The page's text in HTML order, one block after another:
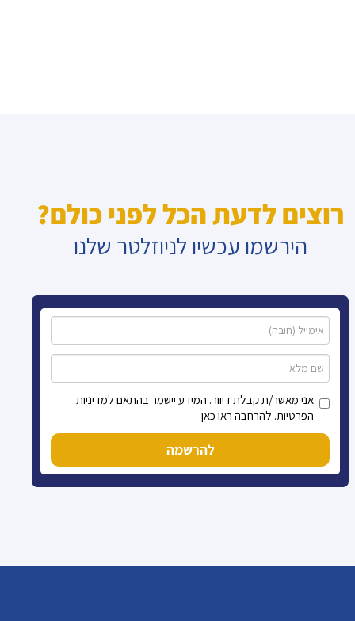
רוצים לדעת הכל לפני כולם?
הירשמו עכשיו לניוזלטר שלנו
אני מאשר/ת קבלת דיוור. המידע יישמר בהתאם למדיניות
הפרטיות. להרחבה ראו כאן
להרשמה